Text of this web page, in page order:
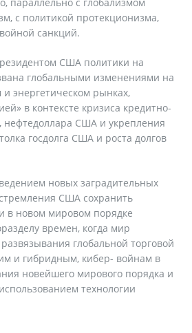
с политикой протекционизма,
санкций.
США политики на
глобальными изменениями на
энергетическом рынках,
в контексте кризиса кредитно-
нефтедоллара США и укрепления
госдолга США и роста долгов
новых заградительных
США сохранить
новом мировом порядке
времен, когда мир
глобальной торговой
и гибридным, кибер- войнам в
новейшего мирового порядка и
технологии